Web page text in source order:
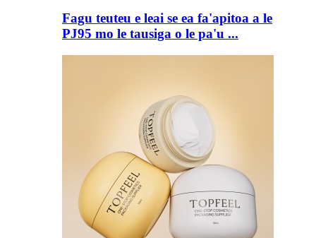
Fagu teuteu e leai se ea fa'apitoa a le
PJ95 mo le tausiga o le pa'u ...